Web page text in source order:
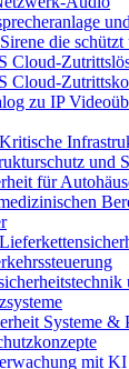
die
Cloud-
Cloud-
zu IP
und
für
Systeme &
mit KI